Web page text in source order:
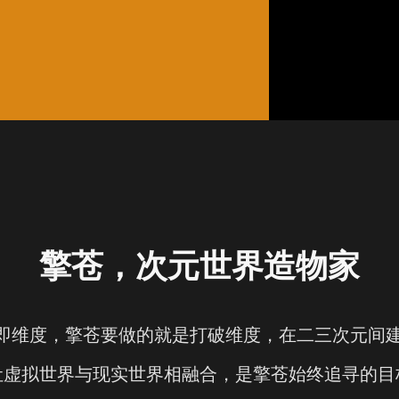
擎苍，次元世界造物家
维度，擎苍要做的就是打破维度，在二三次元间
虚拟世界与现实世界相融合，是擎苍始终追寻的目